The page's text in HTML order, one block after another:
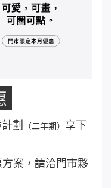
劃 （二年期） 享下
案，請洽門市夥